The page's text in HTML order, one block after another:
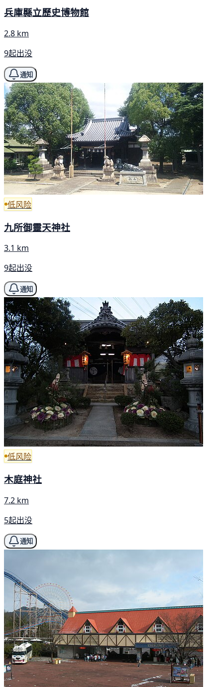
兵庫縣立歷史博物館
2.8 km
9起出没
通知
低风险
九所御靈天神社
3.1 km
9起出没
通知
低风险
木庭神社
7.2 km
5起出没
通知